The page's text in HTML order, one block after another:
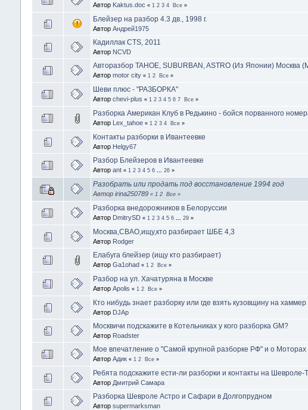
Автор Kaktus.doc « 1 2 3 4 Все»
Блейзер на разбор 4.3 дв., 1998 г.
Автор Андрей1975
Кадиллак CTS, 2011
Автор NCVD
Авторазбор TAHOE, SUBURBAN, ASTRO (Из Японии) Москва
Автор motor city « 1 2 Все»
Шеви плюс - "РАЗБОРКА"
Автор chevi-plus « 1 2 3 4 5 6 7 Все»
Разборка Американ Клуб в Редькино - бойся порванного
Автор Lex_tahoe « 1 2 3 4 Все»
Контакты разборки в Ивантеевке
Автор Helgy67
Разбор Блейзеров в Ивантеевке
Автор ant « 1 2 3 4 5 6 26»
Разобрать или продать под восстановление 1994 год
Автор irina250789 « 1 2 Все»
Разборка внедорожников в Белоруссии
Автор DmitrySD « 1 2 3 4 5 6 29»
Москва,СВАО,ищу,кто разбирает ШБЕ 4,3
Автор Rodger
Елабуга блейзер (ищу кто разбирает)
Автор Ga1ohad « 1 2 Все»
Разбор на ул. Хачатуряна в Москве
Автор Apolis « 1 2 Все»
Кто нибудь знает разборку или где взять кузовщину на хаммер
Автор DJAp
Москвичи подскажите в Котельниках у кого разборка GM?
Автор Roadster
Мое впечатление о "Самой крупной разборке РФ" и о Моторах
Автор Адик « 1 2 Все»
Ребята подскажите ести-ли разборки и контакты на
Автор Дмитрий Самара
Разборка Шевроле Астро и Сафари в Долгопрудном
Автор supermarksman